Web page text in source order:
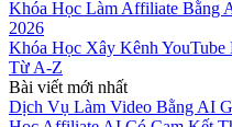
Khóa Học Làm Affiliate Bằng
2026
Khóa Học Xây Kênh
Từ A-Z
Bài viết mới nhất
Dịch Vụ Làm Video Bằng AI